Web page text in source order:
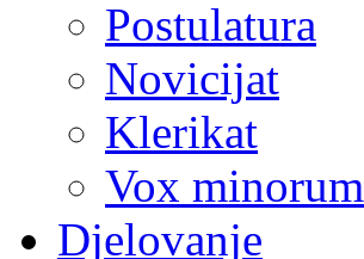
Postulatura
Novicijat
Klerikat
Vox minorum
Djelovanje